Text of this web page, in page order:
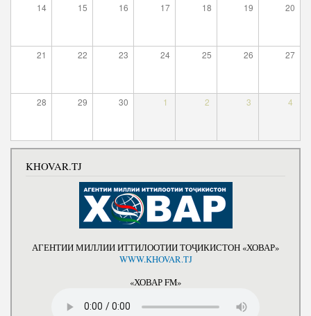
14 15 16 17 18 19 20
21 22 23 24 25 26 27
28 29 30 1 2 3 4
KHOVAR.TJ
АГЕНТИИ МИЛЛИИ ИТТИЛООТИИ ТОҶИКИСТОН «ХОВАР»
WWW.KHOVAR.TJ
«ХОВАР FM»